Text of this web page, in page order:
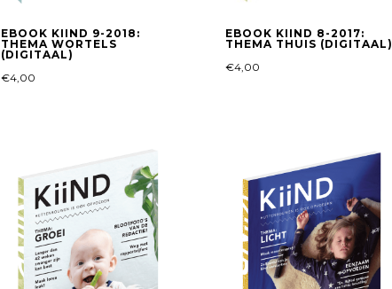
EBOOK KIIND 9-2018:
THEMA WORTELS
(DIGITAAL)
€4,00
EBOOK KIIND 8-2017:
THEMA THUIS (DIGITAAL)
€4,00